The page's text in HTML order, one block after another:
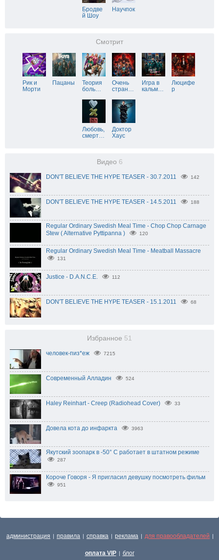
Бродве
й Шоу
Научпок
Смотрит
Рик и
Морти
Пацаны
Теория
боль…
Очень
стран…
Игра в
кальм…
Люцифе
р
Любовь,
смерт…
Доктор
Хаус
Видео 6
DON'T BELIEVE THE HYPE TEASER - 30.7.2011 142
DON'T BELIEVE THE HYPE TEASER - 14.5.2011 188
Regular Ordinary Swedish Meal Time - Chop Chop Carnage
Stew ( Alternative Pyttipanna )
120
Regular Ordinary Swedish Meal Time - Meatball Massacre
131
Justice - D.A.N.C.E. 112
DON'T BELIEVE THE HYPE TEASER - 15.1.2011 68
Избранное 51
человек-пиз*еж 7215
Современный Алладин 524
Haley Reinhart - Creep (Radiohead Cover) 33
Довела кота до инфаркта 3963
Якутский зоопарк в -50° C работает в штатном режиме
287
Короче Говоря - Я пригласил девушку посмотреть фильм
951
администрация | правила | справка | реклама | для правообладателей |
оплата VIP | блог